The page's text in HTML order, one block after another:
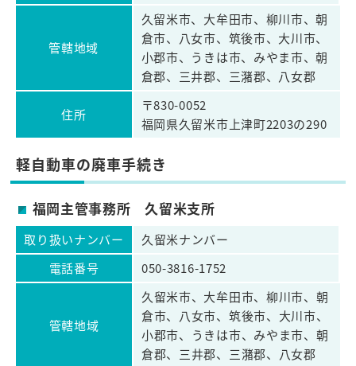
管轄地域
久留米市、大牟田市、柳川市、朝
倉市、八女市、筑後市、大川市、
小郡市、うきは市、みやま市、朝
倉郡、三井郡、三潴郡、八女郡
住所
〒830-0052
福岡県久留米市上津町2203の290
軽自動車の廃車手続き
福岡主管事務所 久留米支所
取り扱いナンバー
久留米ナンバー
電話番号
050-3816-1752
管轄地域
久留米市、大牟田市、柳川市、朝
倉市、八女市、筑後市、大川市、
小郡市、うきは市、みやま市、朝
倉郡、三井郡、三潴郡、八女郡